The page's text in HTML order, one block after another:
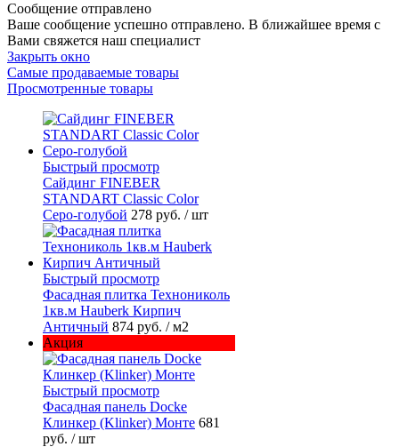
Сообщение отправлено
Ваше сообщение успешно отправлено. В ближайшее время с
Вами свяжется наш специалист
Закрыть окно
Самые продаваемые товары
Просмотренные товары
Быстрый просмотр
Cайдинг FINEBER
STANDART Classic Color
Серо-голубой 278 руб. / шт
Быстрый просмотр
Фасадная плитка Технониколь
1кв.м Hauberk Кирпич
Античный 874 руб. / м2
Акция
Быстрый просмотр
Фасадная панель Docke
Клинкер (Klinker) Монте 681
руб. / шт